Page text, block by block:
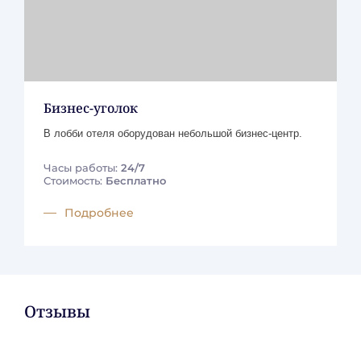
Бизнес-уголок
В лобби отеля оборудован небольшой бизнес-центр.
Часы работы: 24/7
Стоимость: Бесплатно
Подробнее
Отзывы